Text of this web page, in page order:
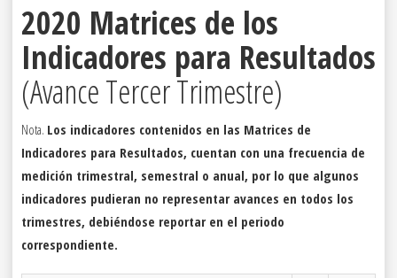
2020 Matrices de los
Indicadores para Resultados
(Avance Tercer Trimestre)
Nota. Los indicadores contenidos en las Matrices de
Indicadores para Resultados, cuentan con una frecuencia de
medición trimestral, semestral o anual, por lo que algunos
indicadores pudieran no representar avances en todos los
trimestres, debiéndose reportar en el periodo
correspondiente.